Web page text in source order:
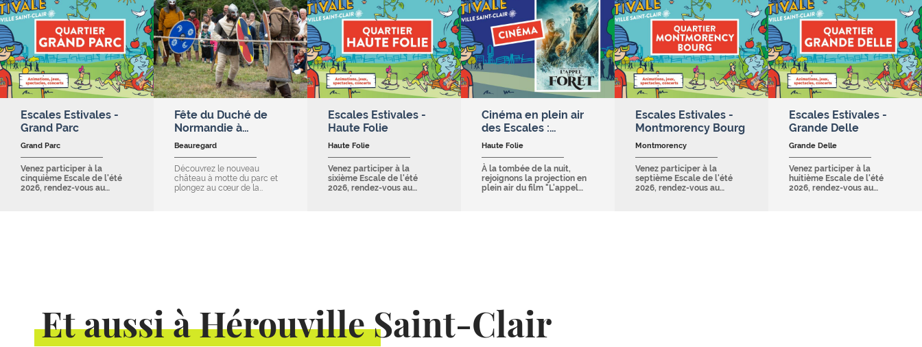
Escales Estivales -
Grand Parc
Grand Parc
Venez participer à la
cinquième Escale de l'été
2026, rendez-vous au…
Fête du Duché de
Normandie à…
Beauregard
Découvrez le nouveau
château à motte du parc et
plongez au cœur de la…
Escales Estivales -
Haute Folie
Haute Folie
Venez participer à la
sixième Escale de l'été
2026, rendez-vous au…
Cinéma en plein air
des Escales :…
Haute Folie
À la tombée de la nuit,
rejoignons la projection en
plein air du film "L'appel…
Escales Estivales -
Montmorency Bourg
Montmorency
Venez participer à la
septième Escale de l'été
2026, rendez-vous au…
Escales Estivales -
Grande Delle
Grande Delle
Venez participer à la
huitième Escale de l'été
2026, rendez-vous au…
Et aussi à Hérouville Saint-Clair